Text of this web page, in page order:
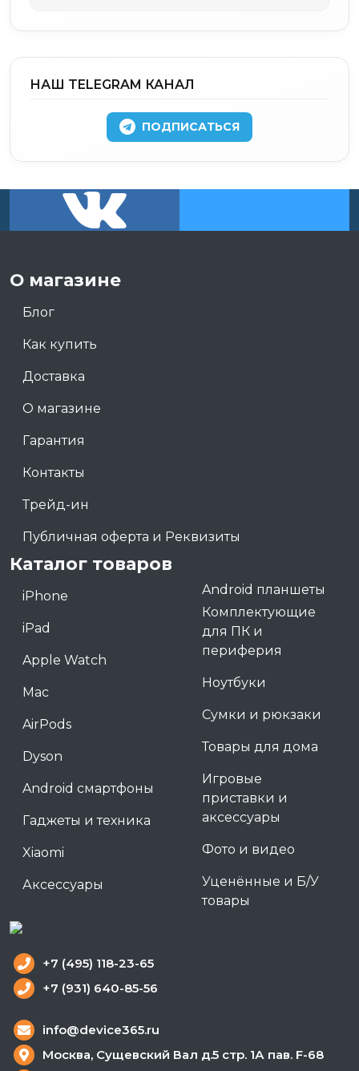
НАШ TELEGRAM КАНАЛ
ПОДПИСАТЬСЯ
О магазине
Блог
Как купить
Доставка
О магазине
Гарантия
Контакты
Трейд-ин
Публичная оферта и Реквизиты
Каталог товаров
iPhone
iPad
Apple Watch
Mac
AirPods
Dyson
Android смартфоны
Гаджеты и техника
Xiaomi
Аксессуары
Android планшеты
Комплектующие
для ПК и
периферия
Ноутбуки
Сумки и рюкзаки
Товары для дома
Игровые
приставки и
аксессуары
Фото и видео
Уценённые и Б/У
товары
+7 (495) 118-23-65
+7 (931) 640-85-56
info@device365.ru
Москва, Сущевский Вал д.5 стр. 1А пав. F-68